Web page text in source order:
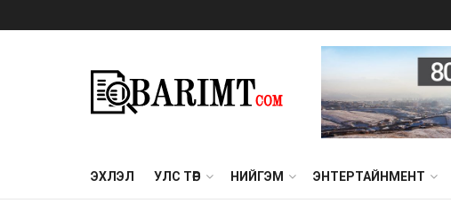
ЭХЛЭЛ УЛС ТӨР НИЙГЭМ ЭНТЕРТАЙНМЕНТ